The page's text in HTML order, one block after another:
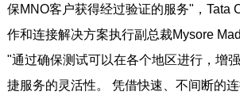
保MNO客户获得经过验证的服务"，Tata
作和连接解决方案执行副总裁Mysore
"通过确保测试可以在各个地区进行，增
捷服务的灵活性。 凭借快速、不间断的